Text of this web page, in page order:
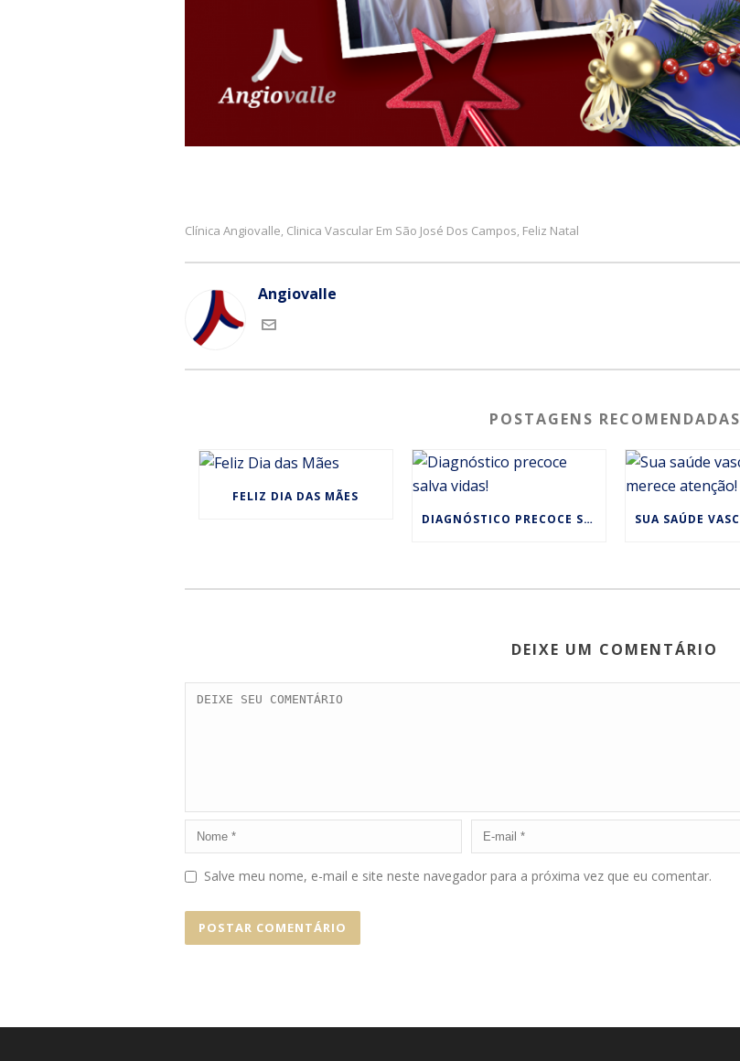
Clínica Angiovalle, Clinica Vascular Em São José Dos Campos, Feliz Natal
Angiovalle
POSTAGENS RECOMENDADAS
FELIZ DIA DAS MÃES
DIAGNÓSTICO PRECOCE SALVA VIDAS!
DEIXE UM COMENTÁRIO
Salve meu nome, e-mail e site neste navegador para a próxima vez que eu comentar.